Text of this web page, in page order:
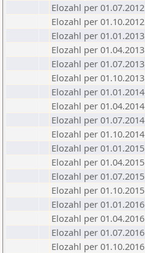
Elozahl per 01.07.2012
Elozahl per 01.10.2012
Elozahl per 01.01.2013
Elozahl per 01.04.2013
Elozahl per 01.07.2013
Elozahl per 01.10.2013
Elozahl per 01.01.2014
Elozahl per 01.04.2014
Elozahl per 01.07.2014
Elozahl per 01.10.2014
Elozahl per 01.01.2015
Elozahl per 01.04.2015
Elozahl per 01.07.2015
Elozahl per 01.10.2015
Elozahl per 01.01.2016
Elozahl per 01.04.2016
Elozahl per 01.07.2016
Elozahl per 01.10.2016